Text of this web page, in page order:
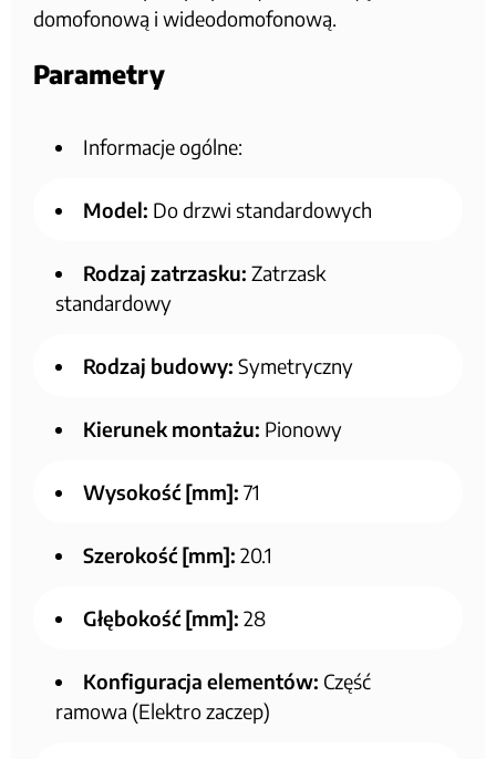
domofonową i wideodomofonową.
Parametry
Informacje ogólne:
Model: Do drzwi standardowych
Rodzaj zatrzasku: Zatrzask
standardowy
Rodzaj budowy: Symetryczny
Kierunek montażu: Pionowy
Wysokość [mm]: 71
Szerokość [mm]: 20.1
Głębokość [mm]: 28
Konfiguracja elementów: Część
ramowa (Elektro zaczep)